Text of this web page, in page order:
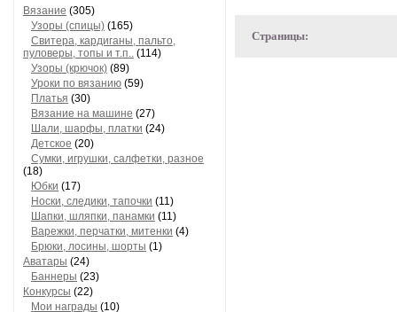
Вязание (305)
Узоры (спицы) (165)
Свитера, кардиганы, пальто,
пуловеры, топы и т.п.. (114)
Узоры (крючок) (89)
Уроки по вязанию (59)
Платья (30)
Вязание на машине (27)
Шали, шарфы, платки (24)
Детское (20)
Сумки, игрушки, салфетки, разное
(18)
Юбки (17)
Носки, следики, тапочки (11)
Шапки, шляпки, панамки (11)
Варежки, перчатки, митенки (4)
Брюки, лосины, шорты (1)
Аватары (24)
Баннеры (23)
Конкурсы (22)
Мои награды (10)
Страницы: